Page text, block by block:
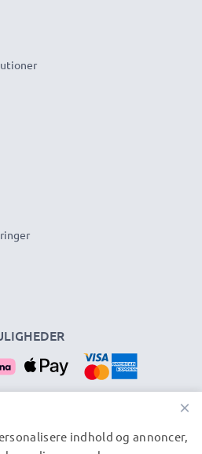
×
indhold og annoncer,